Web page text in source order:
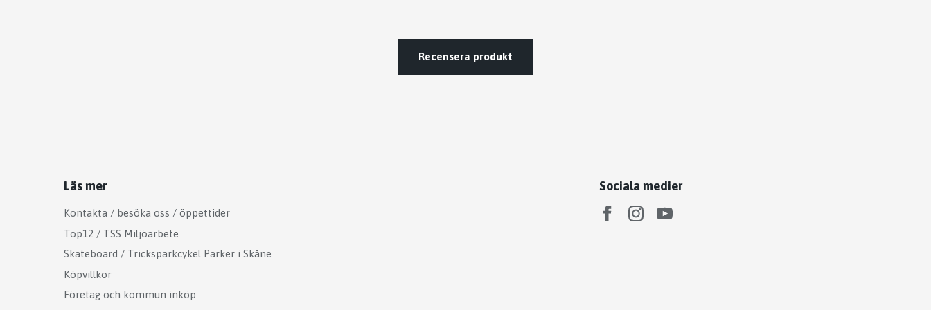
Recensera produkt
Läs mer
Kontakta / besöka oss / öppettider
Top12 / TSS Miljöarbete
Skateboard / Tricksparkcykel Parker i Skåne
Köpvillkor
Företag och kommun inköp
Sociala medier